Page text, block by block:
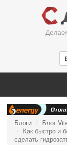
Блоги
Блог
Как быстро и
сделать